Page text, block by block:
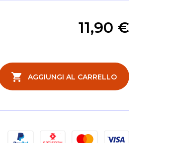
11,90 €
quantitàAGGIUNGI AL CARRELLO